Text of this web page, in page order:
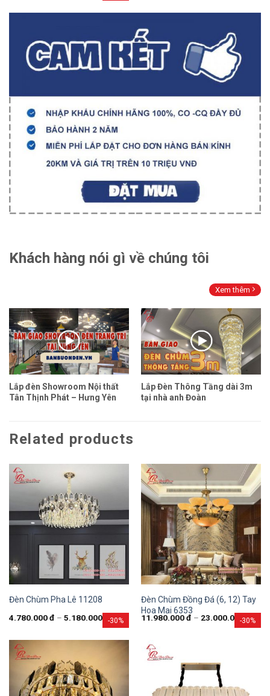
Khách hàng nói gì về chúng tôi
Xem thêm
Lắp đèn Showroom Nội thất
Tân Thịnh Phát – Hưng Yên
Lắp Đèn Thông Tầng dài 3m
tại nhà anh Đoàn
Related products
-30%
Đèn Chùm Pha Lê 11208
4.780.000đ – 5.180.000 -30%
Đèn Chùm Đồng Đá (6, 12) Tay
Hoa Mai 6353
11.980.000đ – 23.000.000đ